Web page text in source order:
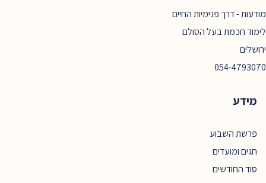
מודעות - דרך פנימיות החיים
לימוד חכמת בעל הסולם
ירושלים
054-4793070
מידע
פרשת השבוע
חגים ומועדים
סוד החודשים